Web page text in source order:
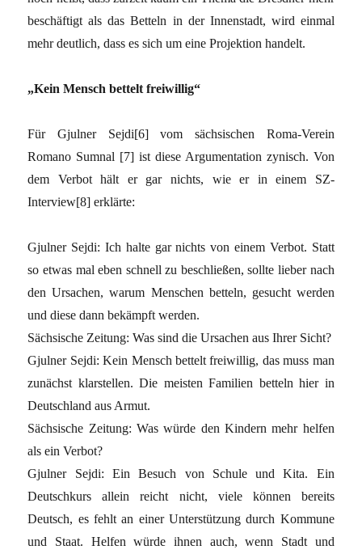
beschäftigt als das Betteln in der Innenstadt, wird einmal
mehr deutlich, dass es sich um eine Projektion handelt.
„Kein Mensch bettelt freiwillig“
Für Gjulner Sejdi[6] vom sächsischen Roma-Verein
Romano Sumnal [7] ist diese Argumentation zynisch. Von
dem Verbot hält er gar nichts, wie er in einem SZ-
Interview[8] erklärte:
Gjulner Sejdi: Ich halte gar nichts von einem Verbot. Statt
so etwas mal eben schnell zu beschließen, sollte lieber nach
den Ursachen, warum Menschen betteln, gesucht werden
und diese dann bekämpft werden.
Sächsische Zeitung: Was sind die Ursachen aus Ihrer Sicht?
Gjulner Sejdi: Kein Mensch bettelt freiwillig, das muss man
zunächst klarstellen. Die meisten Familien betteln hier in
Deutschland aus Armut.
Sächsische Zeitung: Was würde den Kindern mehr helfen
als ein Verbot?
Gjulner Sejdi: Ein Besuch von Schule und Kita. Ein
Deutschkurs allein reicht nicht, viele können bereits
Deutsch, es fehlt an einer Unterstützung durch Kommune
und Staat. Helfen würde ihnen auch, wenn Stadt und